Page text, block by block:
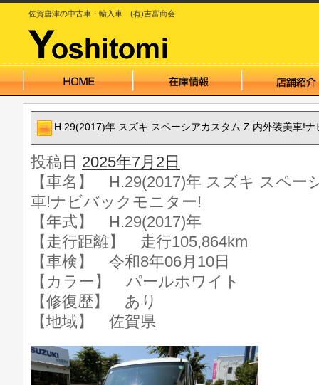
佐賀唐津の中古車・輸入車 (有)吉富商会
H.29(2017)年 スズキ スペーシアカスタム Z 内外装美車!ナ
投稿日 2025年7月2日
【車名】 H.29(2017)年 スズキ スペー
車!ナビバックモニター!
【年式】 H.29(2017)年
【走行距離】 走行105,864km
【車検】 令和8年06月10日
【カラー】 パールホワイト
【修復歴】 あり
【地域】 佐賀県